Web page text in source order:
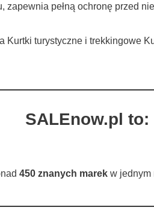
pełną ochronę przed
Kurtki turystyczne i trekkingowe
SALEnow.pl to:
450 znanych marekw jednym